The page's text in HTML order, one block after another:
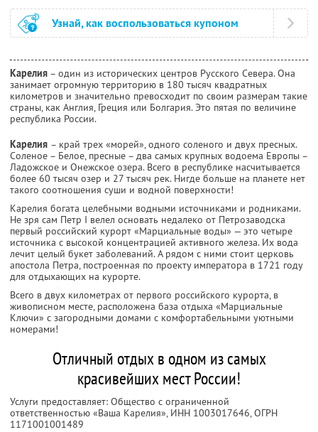
Узнай, как воспользоваться купоном
Карелия – один из исторических центров Русского Севера. Она
занимает огромную территорию в 180 тысяч квадратных
километров и значительно превосходит по своим размерам такие
страны, как Англия, Греция или Болгария. Это пятая по величине
республика России.
Карелия – край трех «морей», одного соленого и двух пресных.
Соленое – Белое, пресные – два самых крупных водоема Европы –
Ладожское и Онежское озера. Всего в республике насчитывается
более 60 тысяч озер и 27 тысяч рек. Нигде больше на планете нет
такого соотношения суши и водной поверхности!
Карелия богата целебными водными источниками и родниками.
Не зря сам Петр I велел основать недалеко от Петрозаводска
первый российский курорт «Марциальные воды» — это четыре
источника с высокой концентрацией активного железа. Их вода
лечит целый букет заболеваний. А рядом с ними стоит церковь
апостола Петра, построенная по проекту императора в 1721 году
для отдыхающих на курорте.
Всего в двух километрах от первого российского курорта, в
живописном месте, расположена база отдыха «Марциальные
Ключи» с загородными домами с комфортабельными уютными
номерами!
Отличный отдых в одном из самых
красивейших мест России!
Услуги предоставляет: Общество с ограниченной
ответственностью «Ваша Карелия», ИНН 1003017646, ОГРН
1171001001489